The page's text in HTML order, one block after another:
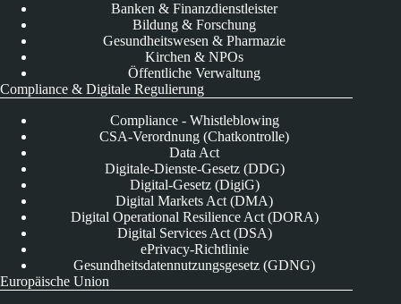
Banken & Finanzdienstleister
Bildung & Forschung
Gesundheitswesen & Pharmazie
Kirchen & NPOs
Öffentliche Verwaltung
Compliance & Digitale Regulierung
Compliance - Whistleblowing
CSA-Verordnung (Chatkontrolle)
Data Act
Digitale-Dienste-Gesetz (DDG)
Digital-Gesetz (DigiG)
Digital Markets Act (DMA)
Digital Operational Resilience Act (DORA)
Digital Services Act (DSA)
ePrivacy-Richtlinie
Gesundheitsdatennutzungsgesetz (GDNG)
Europäische Union